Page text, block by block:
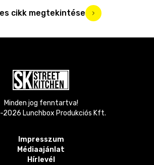
cikk megtekintése
Minden jog fenntartva!
2026 Lunchbox Produkciós Kft.
Impresszum
Médiaajánlat
Hírlevél